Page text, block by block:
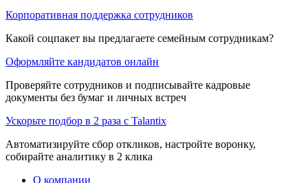
Корпоративная поддержка сотрудников
Какой соцпакет вы предлагаете семейным сотрудникам?
Оформляйте кандидатов онлайн
Проверяйте сотрудников и подписывайте кадровые
документы без бумаг и личных встреч
Ускорьте подбор в 2 раза с Talantix
Автоматизируйте сбор откликов, настройте воронку,
собирайте аналитику в 2 клика
О компании